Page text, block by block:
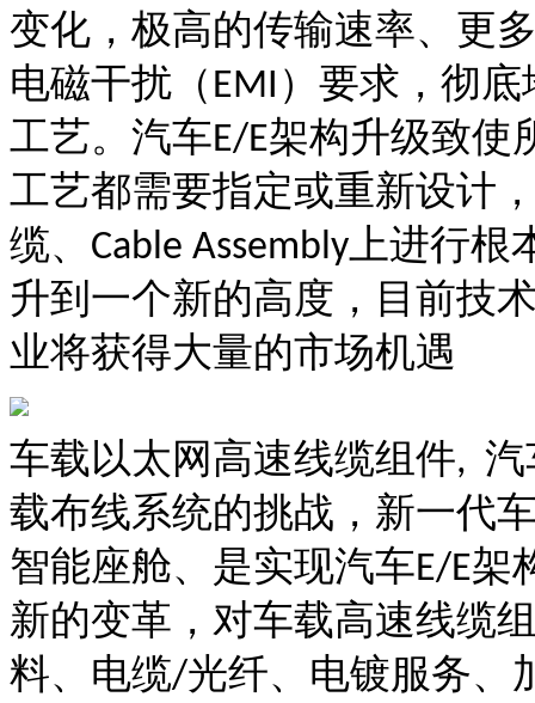
变化，极高的传输速率、更
电磁干扰（ EMI ）要求，彻
工艺。汽车E/E架构升级致使
工艺都需要指定或重新设计
缆、 Cable Assembly 上进行
升到一个新的高度，目前技
业将获得大量的市场机遇
车载以太网高速线缆组件, 汽
载布线系统的挑战，新一代
智能座舱、是实现汽车E/E架
新的变革，对车载高速线缆
料、电缆/光纤、电镀服务、